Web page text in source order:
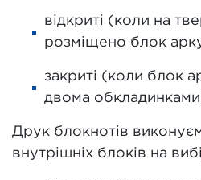
відкриті (коли на
розміщено блок
закриті (коли блок
двома
Друк блокнотів
внутрішніх блоків на